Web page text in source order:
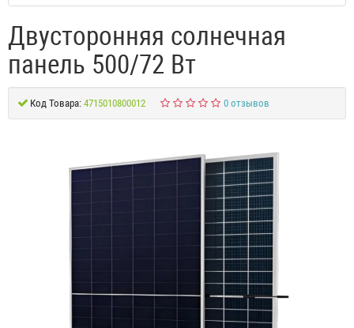
Двусторонняя солнечная
панель 500/72 Вт
Код Товара: 4715010800012 0 отзывов